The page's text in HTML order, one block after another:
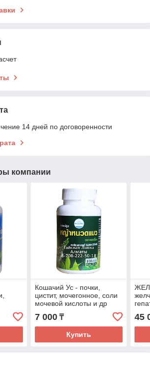
14 дней по договоренности
компании
Кошачий Ус - почки,
цистит, мочегонное, соли
мочевой кислоты и др
7 000₸
Купить
45